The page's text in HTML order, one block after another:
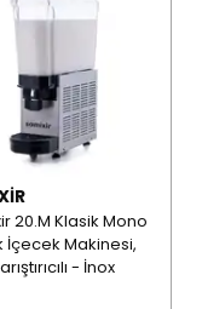
20.M Klasik Mono
İçecek Makinesi,
- İnox